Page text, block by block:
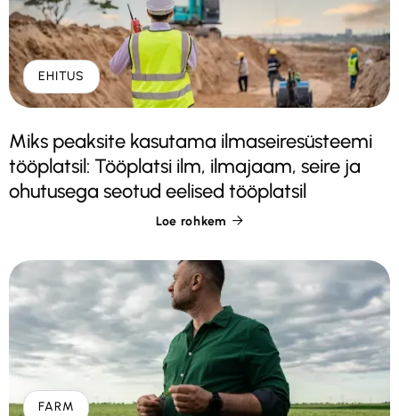
EHITUS
Miks peaksite kasutama ilmaseiresüsteemi
tööplatsil: Tööplatsi ilm, ilmajaam, seire ja
ohutusega seotud eelised tööplatsil
Loe rohkem 
FARM